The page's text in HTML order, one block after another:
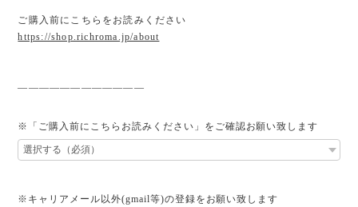
ご購入前にこちらをお読みください
https://shop.richroma.jp/about
————————————
※「ご購入前にこちらお読みください」をご確認お願い致します
※キャリアメール以外(gmail等)の登録をお願い致します